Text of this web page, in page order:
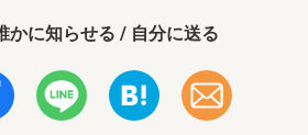
かに知らせる / 自分に送る